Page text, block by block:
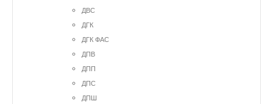
ДВС
ДГК
ДГК ФАС
ДПВ
ДПП
ДПС
ДПШ